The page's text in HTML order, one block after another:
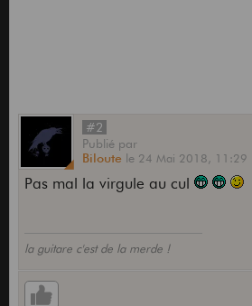
#2
Publié par
Biloute le 24 Mai 2018, 11:29
Pas mal la virgule au cul
la guitare c'est de la merde !